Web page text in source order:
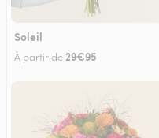
Soleil
À partir de 29€95